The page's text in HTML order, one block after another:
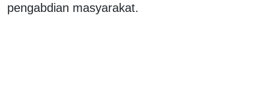
pengabdian masyarakat.